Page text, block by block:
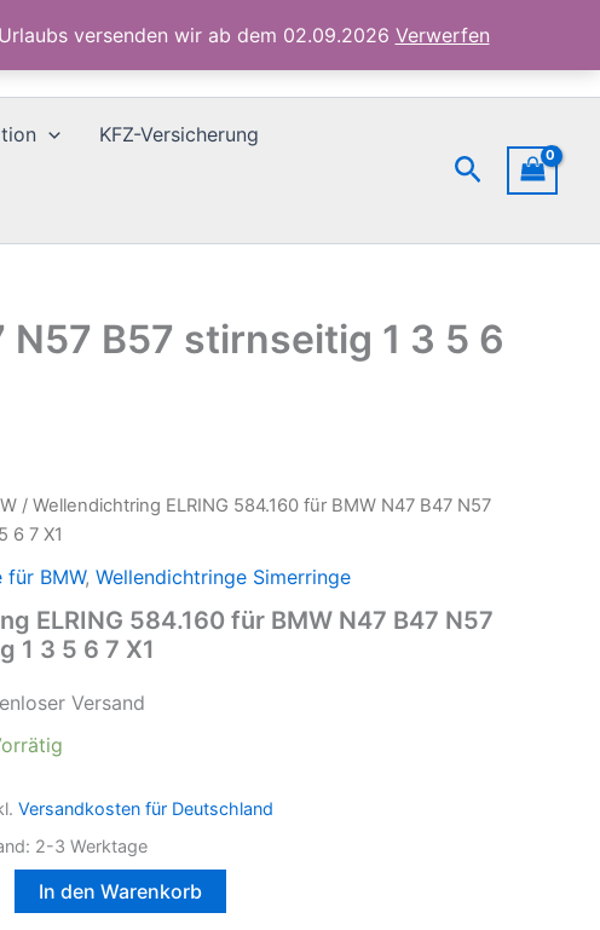
versenden wir ab dem 02.09.2026 Verwerfen
KFZ-Versicherung
Suchen
N57 B57 stirnseitig 1 3 5 6
/ Wellendichtring ELRING 584.160 für BMW N47 B47 N57
6 7 X1
für BMW, Wellendichtringe Simerringe
ELRING 584.160 für BMW N47 B47 N57
1 3 5 6 7 X1
Versand
Versandkosten für Deutschland
2-3 Werktage
In den Warenkorb
B47
N57
B57
stirnseitig
3
X1